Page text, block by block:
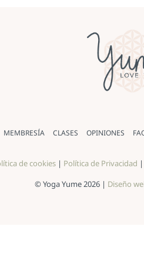
MEMBRESÍA CLASES OPINIONES
de cookies | Política de Privacidad |
© Yoga Yume 2026 | Diseño